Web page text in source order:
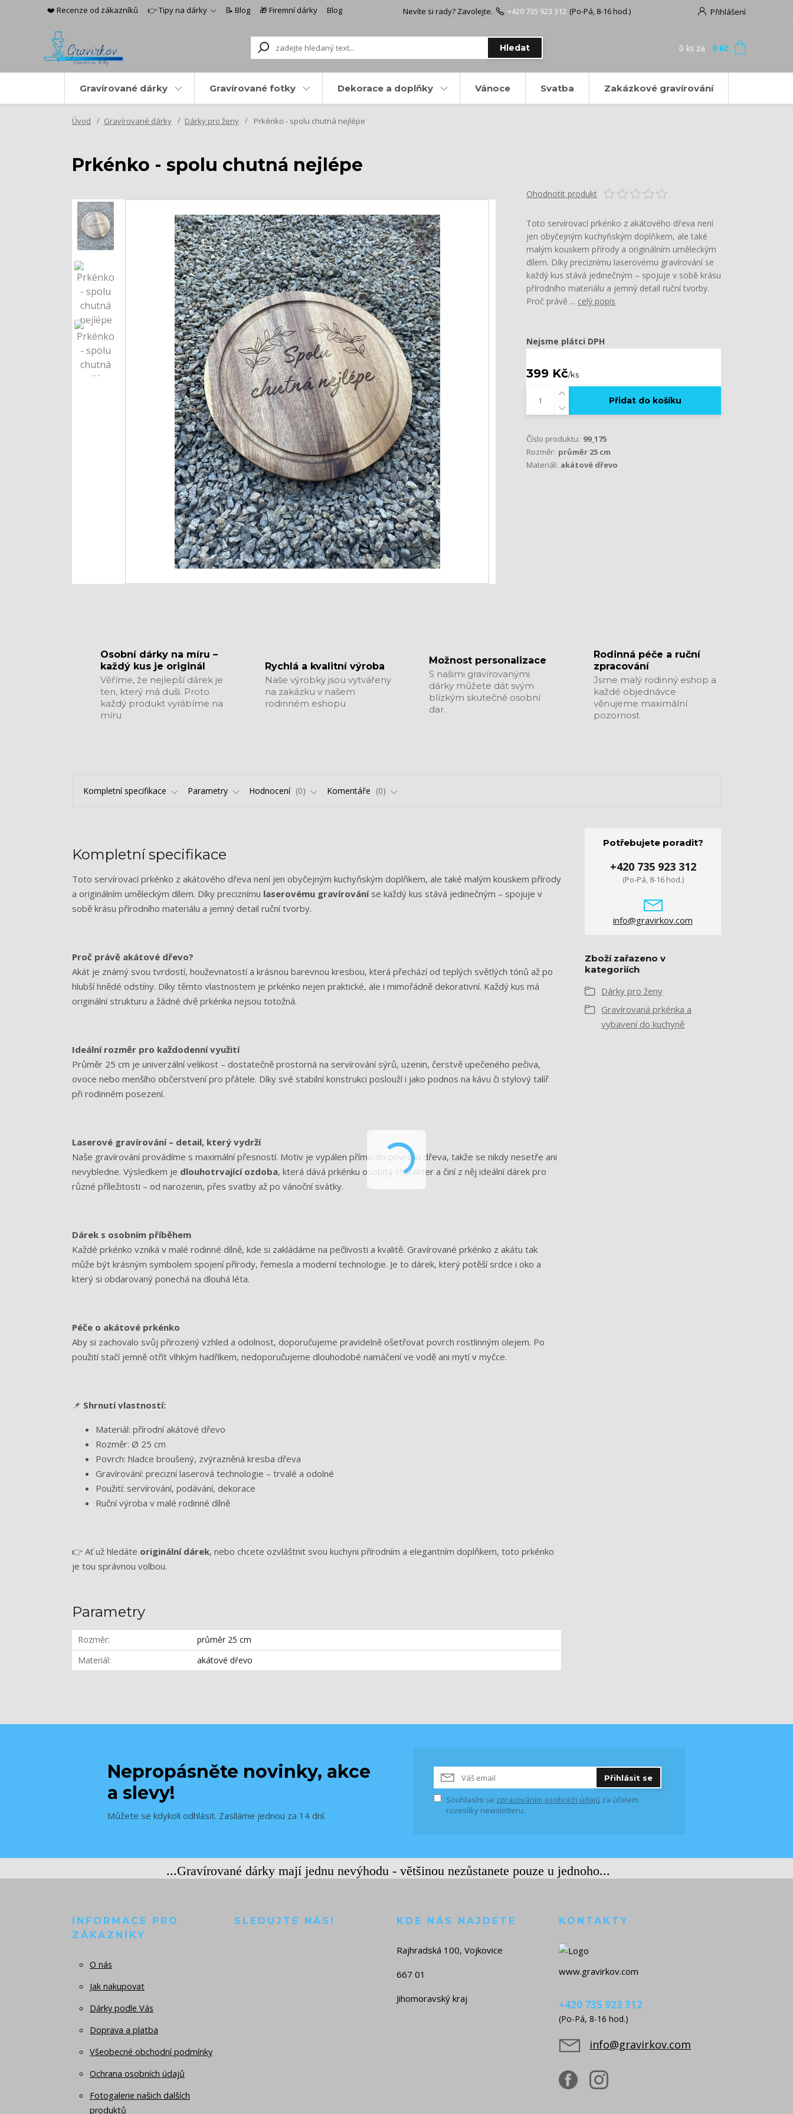
❤️ Recenze od zákazníků 👉 Tipy na dárky 📝 Blog 🎁 Firemní dárky Blog Přihlášení
Hledat
Nevíte si rady? Zavolejte. +420 735 923 312 (Po-Pá, 8-16 hod.)
0 ks za 0 Kč
Gravírované dárky Gravírované fotky Dekorace a doplňky Vánoce Svatba Zakázkové gravírování
Úvod Gravírované dárky Dárky pro ženy Prkénko - spolu chutná nejlépe
Prkénko - spolu chutná nejlépe
Ohodnotit produkt
Toto servírovací prkénko z akátového dřeva není
jen obyčejným kuchyňským doplňkem, ale také
malým kouskem přírody a originálním uměleckým
dílem. Díky preciznímu laserovému gravírování se
každý kus stává jedinečným – spojuje v sobě krásu
přírodního materiálu a jemný detail ruční tvorby.
Proč právě ... celý popis
Nejsme plátci DPH
399 Kč/ks
Přidat do košíku
Číslo produktu: 99_175
Rozměr: průměr 25 cm
Materiál: akátové dřevo
​​​​​​​Osobní dárky na míru –
každý kus je originál
Věříme, že nejlepší dárek je
ten, který má duši. Proto
každý produkt vyrábíme na
míru
Rychlá a kvalitní výroba
Naše výrobky jsou vytvářeny
na zakázku v našem
rodinném eshopu
Možnost personalizace
S našimi gravírovanými
dárky můžete dát svým
blízkým skutečně osobní
dar.
​​​​​​​Rodinná péče a ruční
zpracování
Jsme malý rodinný eshop a
každé objednávce
věnujeme maximální
pozornost
Kompletní specifikace Parametry Hodnocení 0 Komentáře 0
Kompletní specifikace
Toto servírovací prkénko z akátového dřeva není jen obyčejným kuchyňským doplňkem, ale také malým kouskem přírody
a originálním uměleckým dílem. Díky preciznímu laserovému gravírováníse každý kus stává jedinečným – spojuje v
sobě krásu přírodního materiálu a jemný detail ruční tvorby.
Proč právě akátové dřevo?
Akát je známý svou tvrdostí, houževnatostí a krásnou barevnou kresbou, která přechází od teplých světlých tónů až po
hlubší hnědé odstíny. Díky těmto vlastnostem je prkénko nejen praktické, ale i mimořádně dekorativní. Každý kus má
originální strukturu a žádné dvě prkénka nejsou totožná.
Ideální rozměr pro každodenní využití
Průměr 25 cm je univerzální velikost – dostatečně prostorná na servírování sýrů, uzenin, čerstvě upečeného pečiva,
ovoce nebo menšího občerstvení pro přátele. Díky své stabilní konstrukci poslouží i jako podnos na kávu či stylový talíř
při rodinném posezení.
Laserové gravírování – detail, který vydrží
Naše gravírování provádíme s maximální přesností. Motiv je vypálen přímo do povrchu dřeva, takže se nikdy nesetře ani
nevybledne. Výsledkem je dlouhotrvající ozdoba, která dává prkénku osobitý charakter a činí z něj ideální dárek pro
různé příležitosti – od narozenin, přes svatby až po vánoční svátky.
Dárek s osobním příběhem
Každé prkénko vzniká v malé rodinné dílně, kde si zakládáme na pečlivosti a kvalitě. Gravírované prkénko z akátu tak
může být krásným symbolem spojení přírody, řemesla a moderní technologie. Je to dárek, který potěší srdce i oko a
který si obdarovaný ponechá na dlouhá léta.
Péče o akátové prkénko
Aby si zachovalo svůj přirozený vzhled a odolnost, doporučujeme pravidelně ošetřovat povrch rostlinným olejem. Po
použití stačí jemně otřít vlhkým hadříkem, nedoporučujeme dlouhodobé namáčení ve vodě ani mytí v myčce.
📌 Shrnutí vlastností:
Materiál: přírodní akátové dřevo
Rozměr: Ø 25 cm
Povrch: hladce broušený, zvýrazněná kresba dřeva
Gravírování: precizní laserová technologie – trvalé a odolné
Použití: servírování, podávání, dekorace
Ruční výroba v malé rodinné dílně
👉 Ať už hledáte originální dárek, nebo chcete ozvláštnit svou kuchyni přírodním a elegantním doplňkem, toto prkénko
je tou správnou volbou.
Parametry
Rozměr
průměr 25 cm
Materiál
akátové dřevo
Potřebujete poradit?
+420 735 923 312
(Po-Pá, 8-16 hod.)
info@gravirkov.com
Zboží zařazeno v
kategoriích
Dárky pro ženy
Gravírovaná prkénka a
vybavení do kuchyně
Nepropásněte novinky, akce
a slevy!
Můžete se kdykoli odhlásit. Zasíláme jednou za 14 dní.
Přihlásit se
Souhlasím se zpracováním osobních údajů za účelem
rozesílky newsletteru.
...Gravírované dárky mají jednu nevýhodu - většinou nezůstanete pouze u jednoho...
INFORMACE PRO
ZÁKAZNÍKY
O nás
Jak nakupovat
Dárky podle Vás
Doprava a platba
Všeobecné obchodní podmínky
Ochrana osobních údajů
Fotogalerie našich dalších
produktů
SLEDUJTE NÁS! KDE NÁS NAJDETE
Rajhradská 100, Vojkovice
667 01
Jihomoravský kraj
KONTAKTY
www.gravirkov.com
+420 735 923 312
(Po-Pá, 8-16 hod.)
info@gravirkov.com